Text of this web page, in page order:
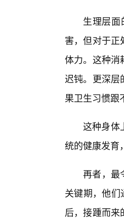
生理层
害，但对于正
体力。这种消
迟钝。更深层
果卫生习惯跟
这种身体
统的健康发育
再者，最
关键期，他们
后，接踵而来